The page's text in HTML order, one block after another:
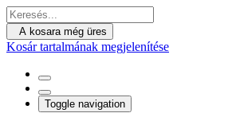
A kosara még üres
Kosár tartalmának megjelenítése
Toggle navigation